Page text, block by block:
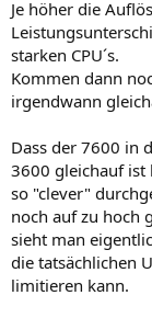
Je höher die
starken CPU´s.
Kommen dann
irgendwann
Dass der 7600 in
3600 gleichauf ist
so "clever"
noch auf zu hoch
sieht man
die tatsächlichen
limitieren kann.